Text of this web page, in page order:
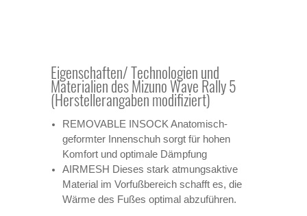
Eigenschaften/ Technologien und
Materialien des Mizuno Wave Rally 5
(Herstellerangaben modifiziert)
REMOVABLE INSOCK Anatomisch-
geformter Innenschuh sorgt für hohen
Komfort und optimale Dämpfung
AIRMESH Dieses stark atmungsaktive
Material im Vorfußbereich schafft es, die
Wärme des Fußes optimal abzuführen.